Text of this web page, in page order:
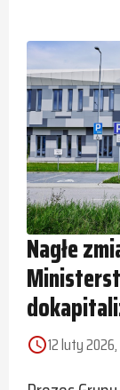
Nagłe
access_time12 luty